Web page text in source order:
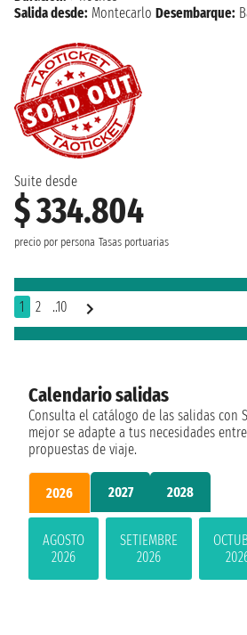
Suite desde
$ 334.804
precio por persona Tasas portuarias
Salida desde: Montecarlo Desembarque:
1 2 ..10
Calendario salidas
Consulta el catálogo de las salidas con
mejor se adapte a tus necesidades
propuestas de viaje.
2026 2027 2028
AGOSTO
2026
SETIEMBRE
2026